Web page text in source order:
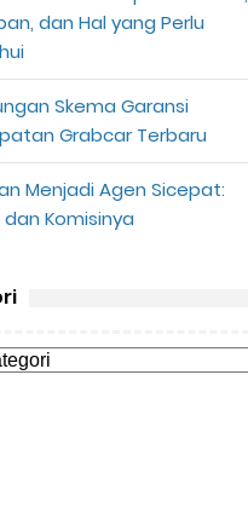
dan Hal yang Perlu
Skema Garansi
Grabcar Terbaru
Menjadi Agen Sicepat:
Komisinya